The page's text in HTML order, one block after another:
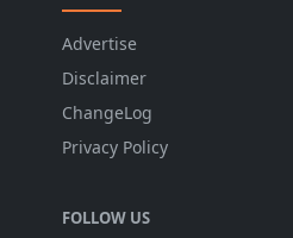
Advertise
Disclaimer
ChangeLog
Privacy Policy
FOLLOW US